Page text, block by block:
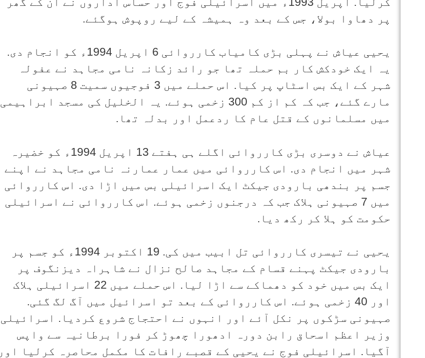
پر دھاوا بولا، جس کے بعد وہ ہمیشہ کے لیے روپوش ہوگئے.
یحیی عیاش نے پہلی بڑی کامیاب کارروائی 6 اپریل 1994ء کو انجام دی.
یہ ایک خودکش کار بم حملہ تھا جو رائد زکانہ نامی مجاہد نے عفولہ
شہر کے ایک بس اسٹاپ پر کیا. اس حملے میں 3 فوجیوں سمیت 8 صہیونی
مارے گئے، جب کہ کم از کم 300 زخمی ہوئے. یہ الخلیل کی مسجد ابراہیمی
میں مسلمانوں کے قتل عام کا ردعمل اور بدلہ تھا.
عیاش نے دوسری بڑی کارروائی اگلے ہی ہفتے 13 اپریل 1994ء کو خضیرہ
شہر میں انجام دی. اس کارروائی میں عمار عمارنہ نامی مجاہد نے اپنے
جسم پر بندھی بارودی جیکٹ ایک اسرائیلی بس میں اڑا دی. اس کارروائی
میں 7 صہیونی ہلاک جب کہ درجنوں زخمی ہوئے. اس کارروائی نے اسرائیلی
حکومت کو ہلا کر رکھ دیا.
یحیی نے تیسری کارروائی تل ابیب میں کی. 19 اکتوبر 1994ء کو جسم پر
بارودی جیکٹ پہنے قسام کے مجاہد صالح نزال نے شاہراہ دیزنگوف پر
ایک بس میں خود کو دھماکے سے اڑا لیا. اس حملے میں 22 اسرائیلی ہلاک
اور 40 زخمی ہوئے. اس کارروائی کے بعد تو اسرائیل میں آگ لگ گئی.
صہیونی سڑکوں پر نکل آئے اور انہوں نے احتجاج شروع کردیا. اسرائیلی
وزیر اعظم اسحاق رابن دورہ ادھورا چھوڑ کر فورا برطانیہ سے واپس
آگیا. اسرائیلی فوج نے یحیی کے قصبے رافات کا مکمل محاصرہ کرلیا اور